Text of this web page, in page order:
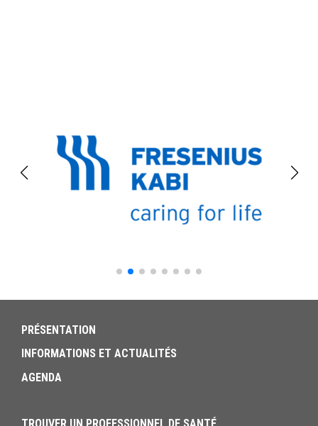
PRÉSENTATION
INFORMATIONS ET ACTUALITÉS
AGENDA